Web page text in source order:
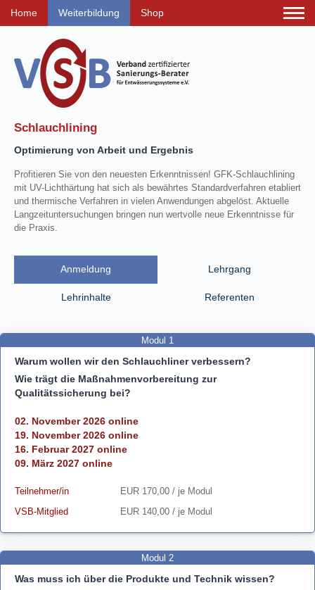
Home Weiterbildung Shop
Schlauchlining
Optimierung von Arbeit und Ergebnis
Profitieren Sie von den neuesten Erkenntnissen! GFK-Schlauchlining
mit UV-Lichthärtung hat sich als bewährtes Standardverfahren etabliert
und thermische Verfahren in vielen Anwendungen abgelöst. Aktuelle
Langzeituntersuchungen bringen nun wertvolle neue Erkenntnisse für
die Praxis.
Anmeldung Lehrgang
Lehrinhalte Referenten
Modul 1
Warum wollen wir den Schlauchliner verbessern?
Wie trägt die Maßnahmenvorbereitung zur
Qualitätssicherung bei?
02. November 2026 online
19. November 2026 online
16. Februar 2027 online
09. März 2027 online
Teilnehmer/in
EUR 170,00 / je Modul
VSB-Mitglied
EUR 140,00 / je Modul
Modul 2
Was muss ich über die Produkte und Technik wissen?